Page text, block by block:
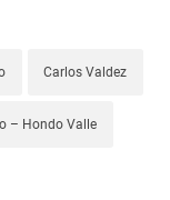
Carlos Valdez
– Hondo Valle